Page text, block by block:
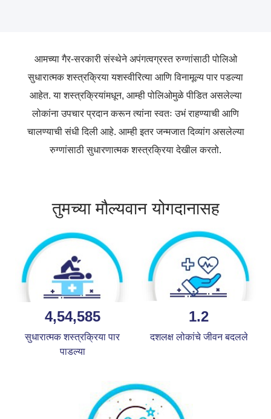
आमच्यागैर-सरकारीसंस्थेनेअपंगत्वग्रस्त रुग्णांसाठी पोलिओ
सुधारात्मक शस्त्रक्रिया यशस्वीरित्या आणि विनामूल्य पार पडल्या
आहेत. या शस्त्रक्रियांमधून, आम्ही पोलिओमुळे पीडित असलेल्या
लोकांना उपचार प्रदान करून त्यांना स्वतः उभं राहण्याची आणि
चालण्याची संधी दिली आहे. आम्ही इतर जन्मजातदिव्यांगअसलेल्या
रुग्णांसाठी सुधारणात्मक शस्त्रक्रिया देखील करतो.
तुमच्या मौल्यवान योगदानासह
4,54,585
सुधारात्मक शस्त्रक्रिया पार
पाडल्या
1.2
दशलक्ष लोकांचे जीवन बदलले